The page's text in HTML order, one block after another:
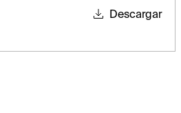
Descargar